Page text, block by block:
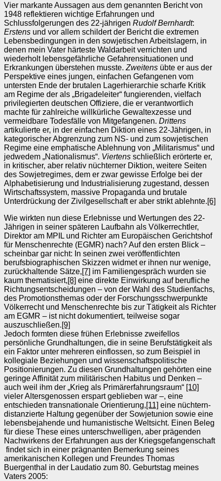
Vier markante Aussagen aus dem genannten Bericht von
1948 reflektieren wichtige Erfahrungen und
Schlussfolgerungen des 22-jährigen Rudolf Bernhardt:
Erstens und vor allem schildert der Bericht die extremen
Lebensbedingungen in den sowjetischen Arbeitslagern, in
denen mein Vater härteste Waldarbeit verrichten und
wiederholt lebensgefährliche Gefahrensituationen und
Erkrankungen überstehen musste. Zweitens übte er aus der
Perspektive eines jungen, einfachen Gefangenen vom
untersten Ende der brutalen Lagerhierarchie scharfe Kritik
am Regime der als „Brigadeleiter“ fungierenden, vielfach
privilegierten deutschen Offiziere, die er verantwortlich
machte für zahlreiche willkürliche Gewaltexzesse und
vermeidbare Todesfälle von Mitgefangenen. Drittens
artikulierte er, in der einfachen Diktion eines 22-Jährigen, in
kategorischer Abgrenzung zum NS- und zum sowjetischen
Regime eine emphatische Ablehnung von „Militarismus“ und
jedwedem „Nationalismus“. Viertens schließlich erörterte er,
in kritischer, aber relativ nüchterner Diktion, weitere Seiten
des Sowjetregimes, dem er zwar gewisse Erfolge bei der
Alphabetisierung und Industrialisierung zugestand, dessen
Wirtschaftssystem, massive Propaganda und brutale
Unterdrückung der Zivilgesellschaft er aber strikt ablehnte.[6]
Wie wirkten nun diese Erlebnisse und Wertungen des 22-
Jährigen in seiner späteren Laufbahn als Völkerrechtler,
Direktor am MPIL und Richter am Europäischen Gerichtshof
für Menschenrechte (EGMR) nach? Auf den ersten Blick –
scheinbar gar nicht: In seinen zwei veröffentlichten
berufsbiographischen Skizzen widmet er ihnen nur wenige,
zurückhaltende Sätze,[7] im Familiengespräch wurden sie
kaum thematisiert,[8] eine direkte Einwirkung auf berufliche
Richtungsentscheidungen – von der Wahl des Studienfachs,
des Promotionsthemas oder der Forschungsschwerpunkte
Völkerrecht und Menschenrechte bis zur Tätigkeit als Richter
am EGMR – ist nicht dokumentiert, teilweise sogar
auszuschließen.[9]
Jedoch formten diese frühen Erlebnisse zweifellos
persönliche Grundhaltungen, die in seine Berufstätigkeit als
ein Faktor unter mehreren einflossen, so zum Beispiel in
kollegiale Beziehungen und wissenschaftspolitische
Positionierungen. Zu diesen Grundhaltungen gehörten eine
geringe Affinität zum militärischen Habitus und Denken –
auch weil ihm der „Krieg als Primärerfahrungsraum“ [10]
vieler Altersgenossen erspart geblieben war –, eine
entschieden transnationale Orientierung,[11] eine nüchtern-
distanzierte Haltung gegenüber der Sowjetunion sowie eine
lebensbejahende und humanistische Weltsicht. Einen Beleg
für diese These eines unterschwelligen, aber prägenden
Nachwirkens der Erfahrungen aus der Kriegsgefangenschaft
findet sich in einer prägnanten Bemerkung seines
amerikanischen Kollegen und Freundes Thomas
Buergenthal in der Laudatio zum 80. Geburtstag meines
Vaters 2005: